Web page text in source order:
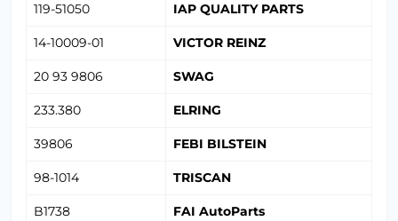
119-51050 IAP QUALITY PARTS
14-10009-01 VICTOR REINZ
20 93 9806 SWAG
233.380 ELRING
39806 FEBI BILSTEIN
98-1014 TRISCAN
B1738 FAI AutoParts